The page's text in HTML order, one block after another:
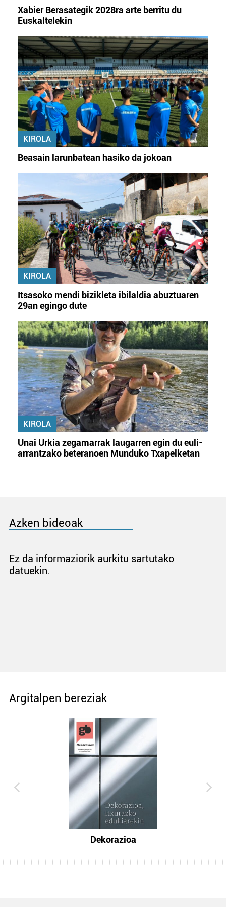
Xabier Berasategik 2028ra arte berritu du
Euskaltelekin
KIROLA
Beasain larunbatean hasiko da jokoan
KIROLA
Itsasoko mendi bizikleta ibilaldia abuztuaren
29an egingo dute
KIROLA
Unai Urkia zegamarrak laugarren egin du euli-
arrantzako beteranoen Munduko Txapelketan
Azken bideoak
Ez da informaziorik aurkitu sartutako
datuekin.
Argitalpen bereziak
Dekorazioa